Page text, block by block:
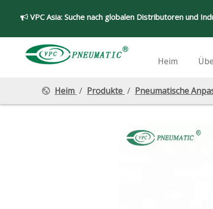
 VPC Asia: Suche nach globalen Distributoren und
Heim
Heim / Produkte / Pneumatische